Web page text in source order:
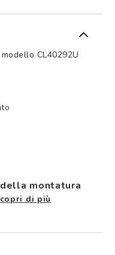
CL40292U
montatura
di più